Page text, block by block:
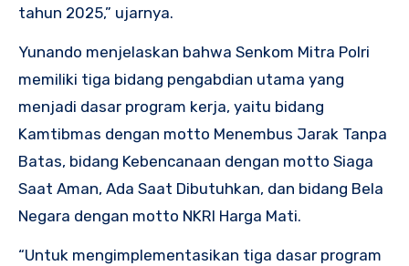
tahun 2025,” ujarnya.
Yunando menjelaskan bahwa Senkom Mitra Polri
memiliki tiga bidang pengabdian utama yang
menjadi dasar program kerja, yaitu bidang
Kamtibmas dengan motto Menembus Jarak Tanpa
Batas, bidang Kebencanaan dengan motto Siaga
Saat Aman, Ada Saat Dibutuhkan, dan bidang Bela
Negara dengan motto NKRI Harga Mati.
“Untuk mengimplementasikan tiga dasar program